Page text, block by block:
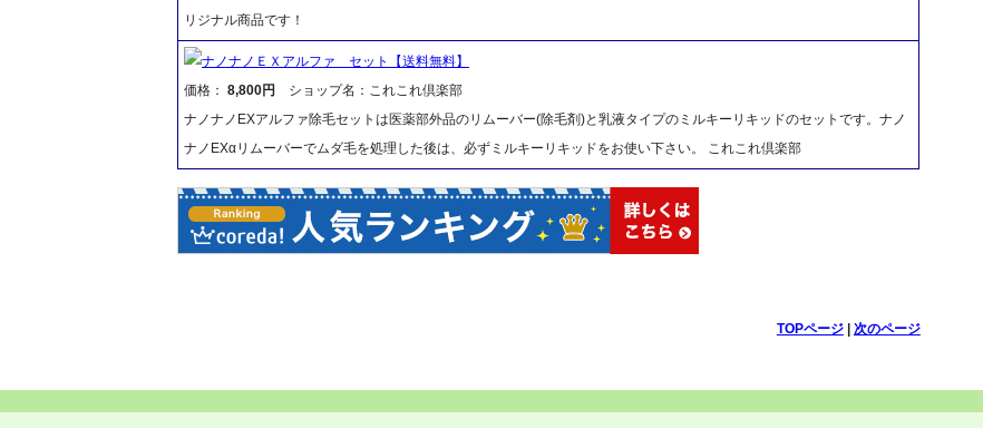
リジナル商品です！
ナノナノＥＸアルファ セット【送料無料】
価格： 8,800円
ショップ名：これこれ倶楽部
ナノナノEXアルファ除毛セットは医薬部外品のリムーバー(除毛剤)と乳液タイプのミルキーリキッドのセットです。ナノ
ナノEXαリムーバーでムダ毛を処理した後は、必ずミルキーリキッドをお使い下さい。 これこれ倶楽部
TOPページ| 次のページ